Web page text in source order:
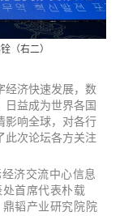
（右二）
经济快速发展，数
日益成为世界各国
影响全球，对各行
此次论坛各方关注
济交流中心信息
首席代表朴载
韬产业研究院院